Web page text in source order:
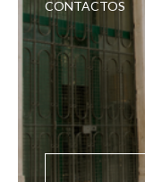
CONTACTOS